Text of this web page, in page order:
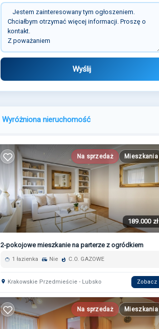
Wyślij
Wyróżniona nieruchomość
Na sprzedaż Mieszkania
189.000 zł
2-pokojowe mieszkanie na parterze z ogródkiem
1 łazienka Nie C.O. GAZOWE
Krakowskie Przedmieście - Lubsko Zobacz
Na sprzedaż Mieszkania